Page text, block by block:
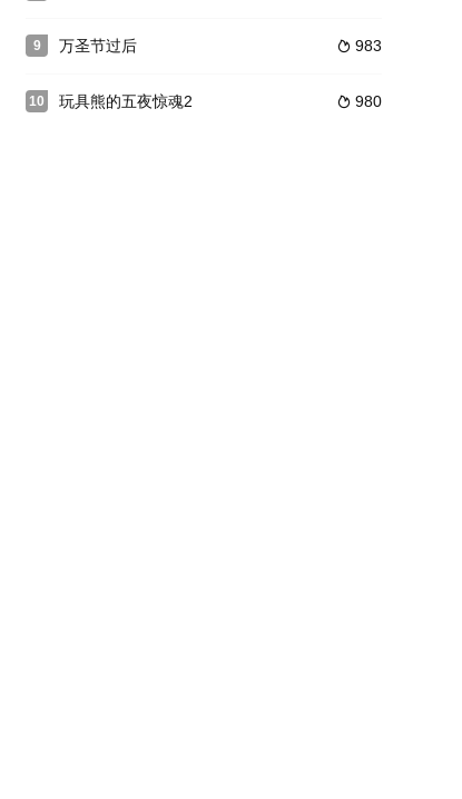
得全城人心惶惶。接连不
影业未定名怪物电影。Radio Sil
体，对方如同附骨之疽
中遇到神秘事件集体神秘消失。20年后寻宝队成员周西川和
在老剧院求婚后直接被
为人父母的新篇章。然而萨迦的喜悦被一股令人发寒的疑惧笼
9  983
万圣节过后
10  980
玩具熊的五夜惊魂2